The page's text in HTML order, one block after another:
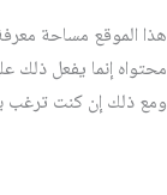
هذا الموقع مساحة
محتواه إنما يفعل ذلك
ومع ذلك إن كنت ترغب